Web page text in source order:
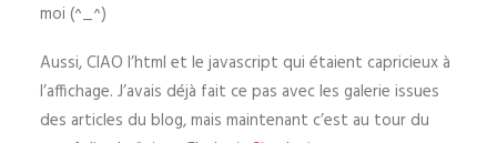
moi (^_^)
Aussi, CIAO l’html et le javascript qui étaient capricieux à
l’affichage. J’avais déjà fait ce pas avec les galerie issues
des articles du blog, mais maintenant c’est au tour du